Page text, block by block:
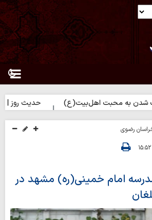
محبت اهل‌بیت(ع) حدیث روز | بهترین
رضوی
امام خمینی(ره) مشهد در